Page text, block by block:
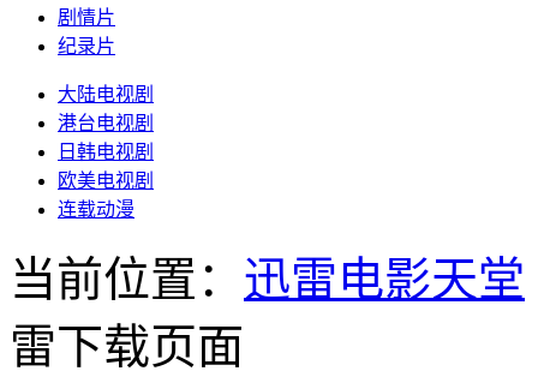
剧情片
纪录片
大陆电视剧
港台电视剧
日韩电视剧
欧美电视剧
连载动漫
当前位置： 迅雷电影天堂
雷下载页面